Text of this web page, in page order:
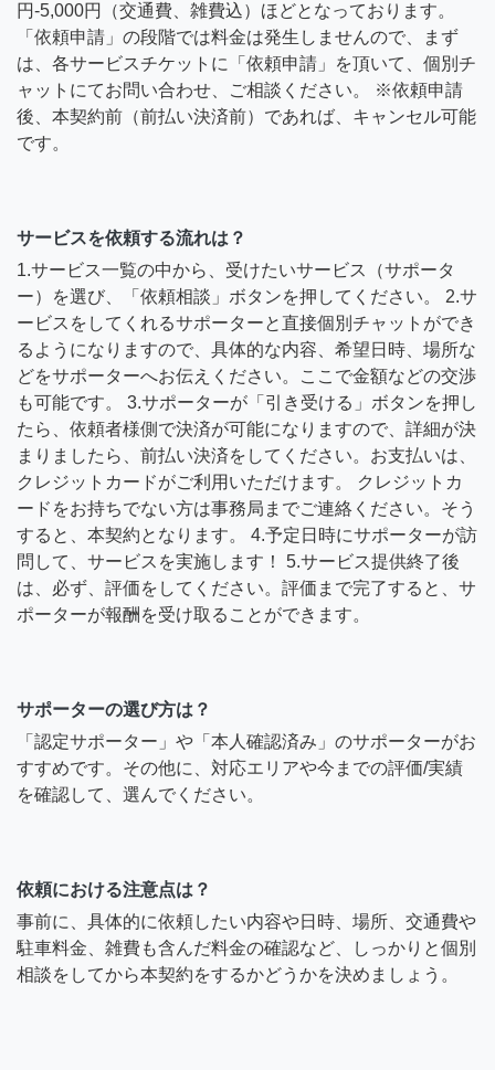
円-5,000円（交通費、雑費込）ほどとなっております。
「依頼申請」の段階では料金は発生しませんので、まず
は、各サービスチケットに「依頼申請」を頂いて、個別チ
ャットにてお問い合わせ、ご相談ください。 ※依頼申請
後、本契約前（前払い決済前）であれば、キャンセル可能
です。
サービスを依頼する流れは？
1.サービス一覧の中から、受けたいサービス（サポータ
ー）を選び、「依頼相談」ボタンを押してください。 2.サ
ービスをしてくれるサポーターと直接個別チャットができ
るようになりますので、具体的な内容、希望日時、場所な
どをサポーターへお伝えください。ここで金額などの交渉
も可能です。 3.サポーターが「引き受ける」ボタンを押し
たら、依頼者様側で決済が可能になりますので、詳細が決
まりましたら、前払い決済をしてください。お支払いは、
クレジットカードがご利用いただけます。 クレジットカ
ードをお持ちでない方は事務局までご連絡ください。そう
すると、本契約となります。 4.予定日時にサポーターが訪
問して、サービスを実施します！ 5.サービス提供終了後
は、必ず、評価をしてください。評価まで完了すると、サ
ポーターが報酬を受け取ることができます。
サポーターの選び方は？
「認定サポーター」や「本人確認済み」のサポーターがお
すすめです。その他に、対応エリアや今までの評価/実績
を確認して、選んでください。
依頼における注意点は？
事前に、具体的に依頼したい内容や日時、場所、交通費や
駐車料金、雑費も含んだ料金の確認など、しっかりと個別
相談をしてから本契約をするかどうかを決めましょう。